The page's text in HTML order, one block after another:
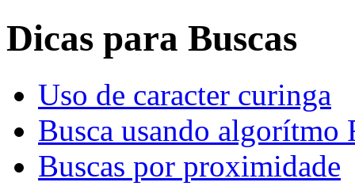
Dicas para Buscas
Uso de caracter curinga
Busca usando algorítmo
Buscas por proximidade